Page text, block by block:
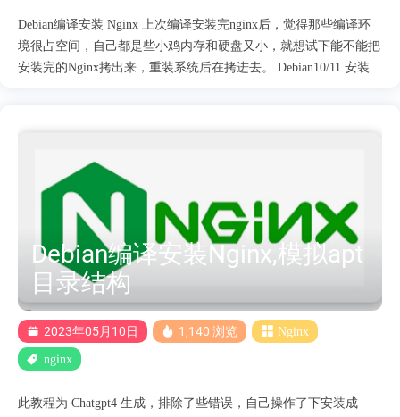
Debian编译安装 Nginx 上次编译安装完nginx后，觉得那些编译环
境很占空间，自己都是些小鸡内存和硬盘又小，就想试下能不能把
安装完的Nginx拷出来，重装系统后在拷进去。 Debian10/11 安装
的.so 文件也拖到本地 停止运行软件源安装的nginx nginx执行文件
和/usr/lib/nginx/modules/*.so 下的文件上传到对应目录 检查配置
nginx -t 出现ok 就没问题了启动nginx
Debian编译安装Nginx,模拟apt
目录结构
2023年05月10日 1,140 浏览 Nginx
nginx
此教程为 Chatgpt4 生成，排除了些错误，自己操作了下安装成